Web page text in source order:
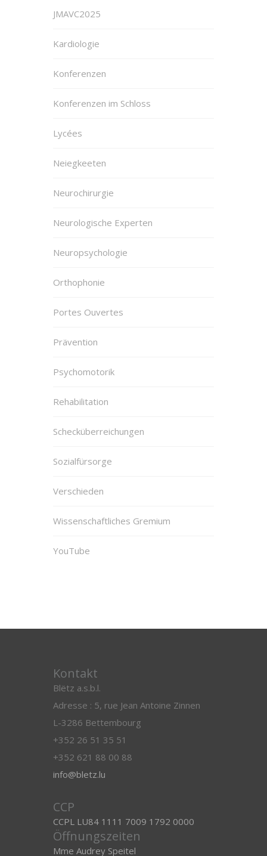
JMAVC2025
Kardiologie
Konferenzen
Konferenzen im Schloss
Lycées
Neiegkeeten
Neurochirurgie
Neurologische Experten
Neuropsychologie
Orthophonie
Portes Ouvertes
Prävention
Psychomotorik
Rehabilitation
Schecküberreichungen
Sozialfürsorge
Verschieden
Wissenschaftliches Gremium
YouTube
Kontakt
Blëtz a.s.b.l.
Adresse : 5, rue Jean Antoine Zinnen
L-3286 Bettembourg
+352 26 51 35 51
+352 621 88 00 88
info@bletz.lu
CCP
CCPL LU84 1111 7009 1792 0000
Öffnungszeiten
Mme Audrey Speitel